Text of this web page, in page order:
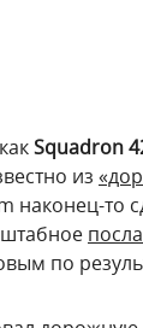
Squadron
из
наконец-то
по